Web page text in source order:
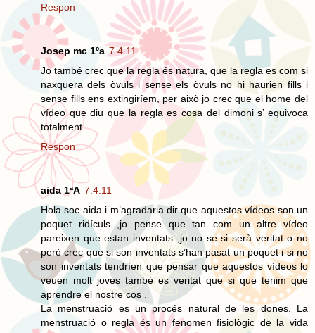
Respon
Josep mc 1ºa 7.4.11
Jo també crec que la regla és natura, que la regla es com si
naxquera dels òvuls i sense els òvuls no hi haurien fills i
sense fills ens extingiríem, per això jo crec que el home del
vídeo que diu que la regla es cosa del dimoni s’ equivoca
totalment.
Respon
aida 1ªA 7.4.11
Hola soc aida i m’agradaria dir que aquestos vídeos son un
poquet ridículs ,jo pense que tan com un altre vídeo
pareixen que estan inventats ,jo no se si serà veritat o no
però crec que si son inventats s’han pasat un poquet i si no
son inventats tendríen que pensar que aquestos vídeos lo
veuen molt joves també es veritat que si que tenim que
aprendre el nostre cos .
La menstruació es un procés natural de les dones. La
menstruació o regla és un fenomen fisiològic de la vida